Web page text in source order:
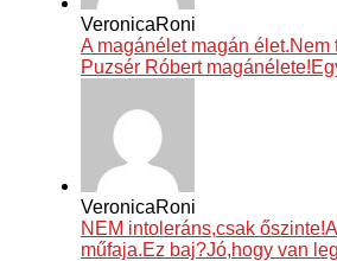
VeronicaRoni
A magánélet magán élet.Nem
Puzsér Róbert
VeronicaRoni
NEM intoleráns,csak
műfaja.Ez baj?Jó,hogy van